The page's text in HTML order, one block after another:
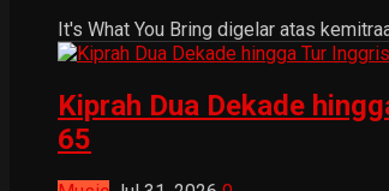
It's What You Bring digelar atas
Kiprah Dua Dekade
65